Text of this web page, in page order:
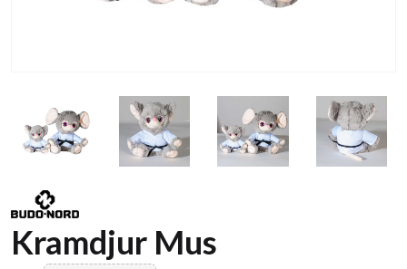
Kramdjur Mus